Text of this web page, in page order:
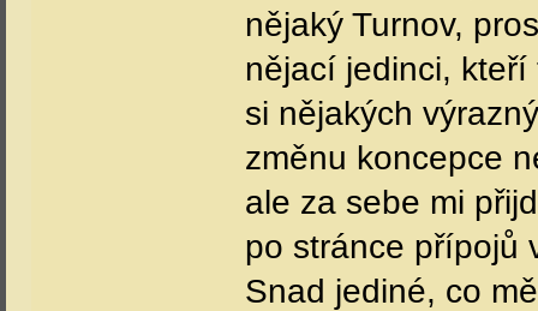
nějaký Turnov,
nějací jedinci,
si nějakých
změnu koncepce
ale za sebe mi
po stránce přípojů
Snad jediné, co